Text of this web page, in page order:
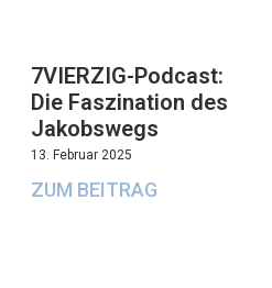
7VIERZIG-Podcast:
Die Faszination des
Jakobswegs
13. Februar 2025
ZUM BEITRAG